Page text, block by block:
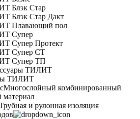
Блэк Стар
Блэк Стар Дакт
Плавающий пол
Супер
Супер Протект
Супер СТ
Супер ТП
ТИЛИТ
ТИЛИТ
Многослойный комбинированный
и рулонная изоляция